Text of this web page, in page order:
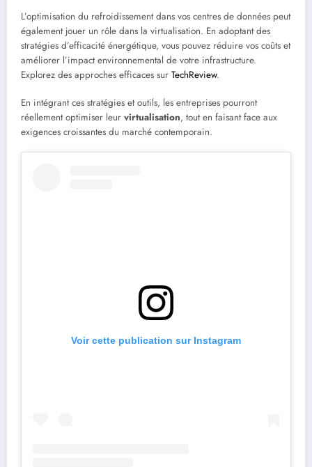
L’optimisation du refroidissement dans vos centres de données peut
également jouer un rôle dans la virtualisation. En adoptant des
stratégies d’efficacité énergétique, vous pouvez réduire vos coûts et
améliorer l’impact environnemental de votre infrastructure.
Explorez des approches efficaces sur TechReview.
En intégrant ces stratégies et outils, les entreprises pourront
réellement optimiser leur virtualisation, tout en faisant face aux
exigences croissantes du marché contemporain.
Voir cette publication sur Instagram